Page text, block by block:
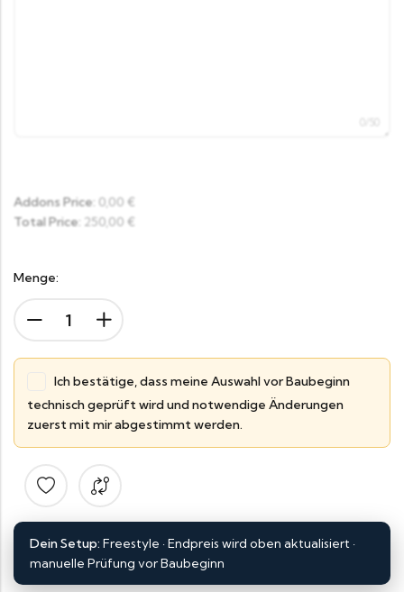
Addons Price: 0,00 €
Total Price: 250,00 €
Menge:
Ich bestätige, dass meine Auswahl vor Baubeginn
technisch geprüft wird und notwendige Änderungen
zuerst mit mir abgestimmt werden.
Dein Setup: Freestyle ·Endpreis wird oben aktualisiert ·
manuelle Prüfung vor Baubeginn